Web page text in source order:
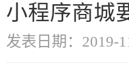
小程序商城
发表日期：2019-